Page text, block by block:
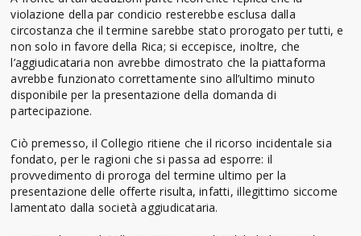
violazione della par condicio resterebbe esclusa dalla
circostanza che il termine sarebbe stato prorogato per tutti, e
non solo in favore della Rica; si eccepisce, inoltre, che
l’aggiudicataria non avrebbe dimostrato che la piattaforma
avrebbe funzionato correttamente sino all’ultimo minuto
disponibile per la presentazione della domanda di
partecipazione.
Ciò premesso, il Collegio ritiene che il ricorso incidentale sia
fondato, per le ragioni che si passa ad esporre: il
provvedimento di proroga del termine ultimo per la
presentazione delle offerte risulta, infatti, illegittimo siccome
lamentato dalla società aggiudicataria.